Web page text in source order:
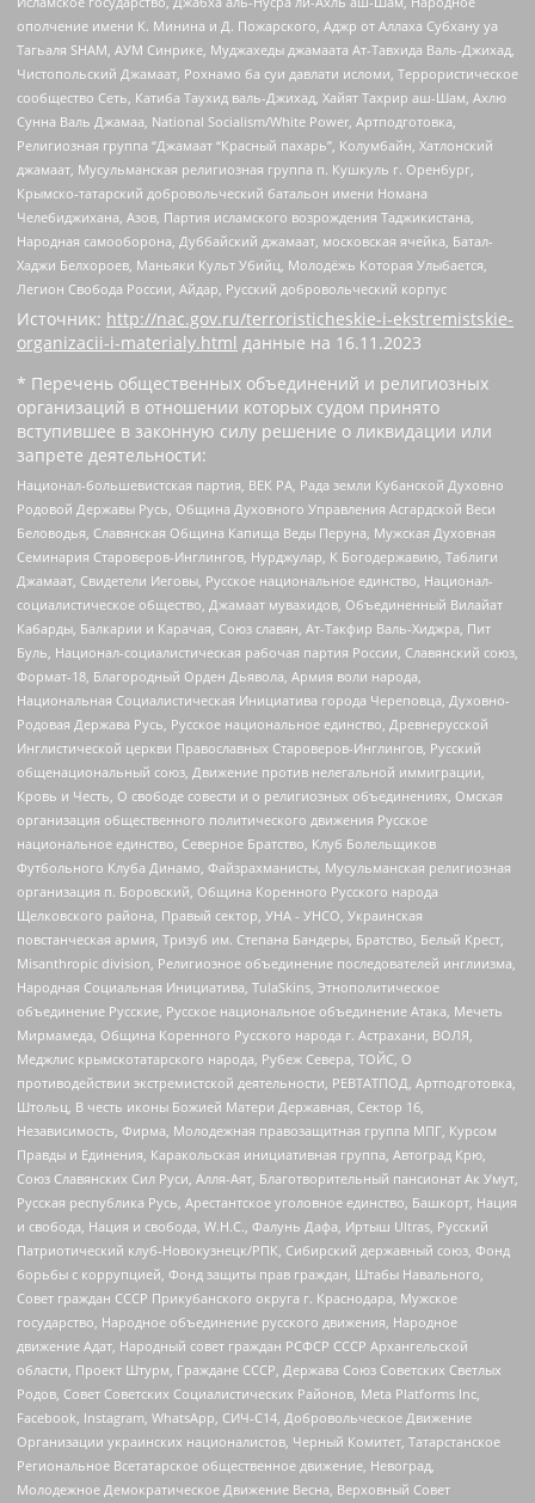
ополчение имени К. Минина и Д. Пожарского, Аджр от Аллаха Субхану уа
Тагьаля SHAM, АУМ Синрике, Муджахеды джамаата Ат-Тавхида Валь-Джихад,
Чистопольский Джамаат, Рохнамо ба суи давлати исломи, Террористическое
сообщество Сеть, Катиба Таухид валь-Джихад, Хайят Тахрир аш-Шам, Ахлю
Сунна Валь Джамаа, National Socialism/White Power, Артподготовка,
Религиозная группа “Джамаат “Красный пахарь”, Колумбайн, Хатлонский
джамаат, Мусульманская религиозная группа п. Кушкуль г. Оренбург,
Крымско-татарский добровольческий батальон имени Номана
Челебиджихана, Азов, Партия исламского возрождения Таджикистана,
Народная самооборона, Дуббайский джамаат, московская ячейка, Батал-
Хаджи Белхороев, Маньяки Культ Убийц, Молодёжь Которая Улыбается,
Легион Свобода России, Айдар, Русский добровольческий корпус
Источник: http://nac.gov.ru/terroristicheskie-i-ekstremistskie-
organizacii-i-materialy.html данные на 16.11.2023
* Перечень общественных объединений и религиозных
организаций в отношении которых судом принято
вступившее в законную силу решение о ликвидации или
запрете деятельности:
Национал-большевистская партия, ВЕК РА, Рада земли Кубанской Духовно
Родовой Державы Русь, Община Духовного Управления Асгардской Веси
Беловодья, Славянская Община Капища Веды Перуна, Мужская Духовная
Семинария Староверов-Инглингов, Нурджулар, К Богодержавию, Таблиги
Джамаат, Свидетели Иеговы, Русское национальное единство, Национал-
социалистическое общество, Джамаат мувахидов, Объединенный Вилайат
Кабарды, Балкарии и Карачая, Союз славян, Ат-Такфир Валь-Хиджра, Пит
Буль, Национал-социалистическая рабочая партия России, Славянский союз,
Формат-18, Благородный Орден Дьявола, Армия воли народа,
Национальная Социалистическая Инициатива города Череповца, Духовно-
Родовая Держава Русь, Русское национальное единство, Древнерусской
Инглистической церкви Православных Староверов-Инглингов, Русский
общенациональный союз, Движение против нелегальной иммиграции,
Кровь и Честь, О свободе совести и о религиозных объединениях, Омская
организация общественного политического движения Русское
национальное единство, Северное Братство, Клуб Болельщиков
Футбольного Клуба Динамо, Файзрахманисты, Мусульманская религиозная
организация п. Боровский, Община Коренного Русского народа
Щелковского района, Правый сектор, УНА - УНСО, Украинская
повстанческая армия, Тризуб им. Степана Бандеры, Братство, Белый Крест,
Misanthropic division, Религиозное объединение последователей инглиизма,
Народная Социальная Инициатива, TulaSkins, Этнополитическое
объединение Русские, Русское национальное объединение Атака, Мечеть
Мирмамеда, Община Коренного Русского народа г. Астрахани, ВОЛЯ,
Меджлис крымскотатарского народа, Рубеж Севера, ТОЙС, О
противодействии экстремистской деятельности, РЕВТАТПОД, Артподготовка,
Штольц, В честь иконы Божией Матери Державная, Сектор 16,
Независимость, Фирма, Молодежная правозащитная группа МПГ, Курсом
Правды и Единения, Каракольская инициативная группа, Автоград Крю,
Союз Славянских Сил Руси, Алля-Аят, Благотворительный пансионат Ак Умут,
Русская республика Русь, Арестантское уголовное единство, Башкорт, Нация
и свобода, Нация и свобода, W.H.С., Фалунь Дафа, Иртыш Ultras, Русский
Патриотический клуб-Новокузнецк/РПК, Сибирский державный союз, Фонд
борьбы с коррупцией, Фонд защиты прав граждан, Штабы Навального,
Совет граждан СССР Прикубанского округа г. Краснодара, Мужское
государство, Народное объединение русского движения, Народное
движение Адат, Народный совет граждан РСФСР СССР Архангельской
области, Проект Штурм, Граждане СССР, Держава Союз Советских Светлых
Родов, Совет Советских Социалистических Районов, Meta Platforms Inc,
Facebook, Instagram, WhatsApp, СИЧ-С14, Добровольческое Движение
Организации украинских националистов, Черный Комитет, Татарстанское
Региональное Всетатарское общественное движение, Невоград,
Молодежное Демократическое Движение Весна, Верховный Совет